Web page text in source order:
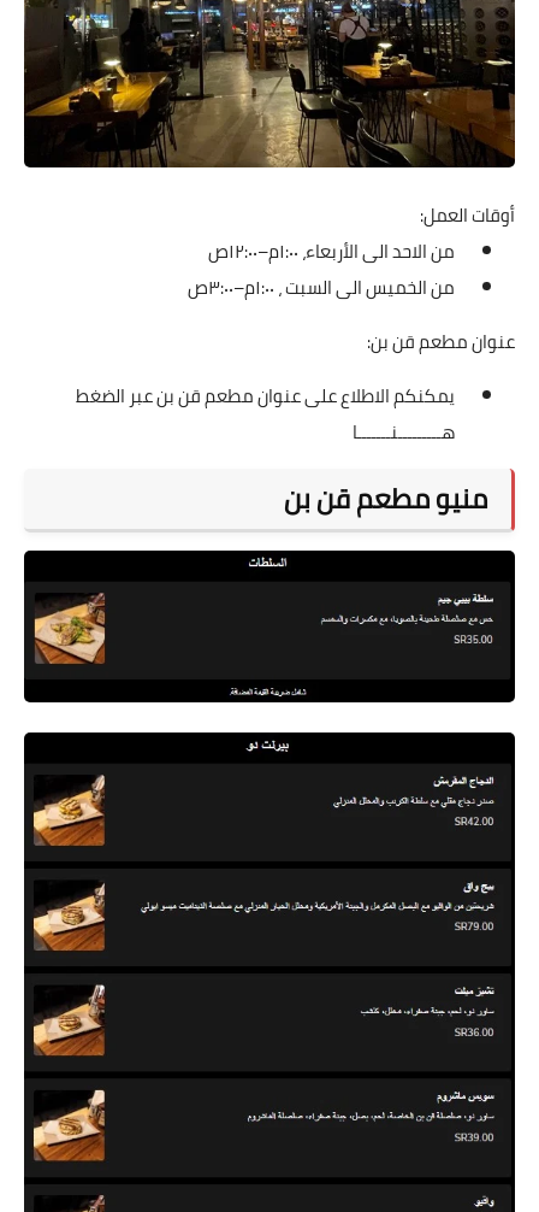
أوقات العمل:
من الاحد الى الأربعاء، ١:٠٠م–١٢:٠٠ص
من الخميس الى السبت ، ١:٠٠م–٣:٠٠ص
عنوان مطعم قن بن:
يمكنكم الاطلاع على عنوان مطعم قن بن عبر الضغط
هـــــــــنـــــــا
منيو مطعم قن بن